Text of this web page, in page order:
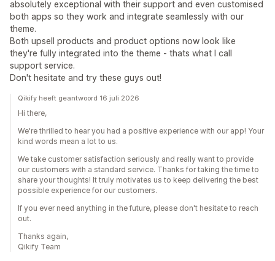
absolutely exceptional with their support and even customised
both apps so they work and integrate seamlessly with our
theme.
Both upsell products and product options now look like
they're fully integrated into the theme - thats what I call
support service.
Don't hesitate and try these guys out!
Qikify heeft geantwoord 16 juli 2026
Hi there,
We're thrilled to hear you had a positive experience with our app! Your
kind words mean a lot to us.
We take customer satisfaction seriously and really want to provide
our customers with a standard service. Thanks for taking the time to
share your thoughts! It truly motivates us to keep delivering the best
possible experience for our customers.
If you ever need anything in the future, please don't hesitate to reach
out.
Thanks again,
Qikify Team